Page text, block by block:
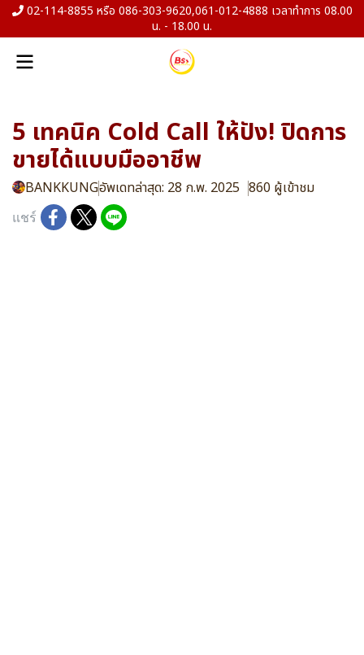
02-114-8855 หรือ 086-303-9620,061-012-4888 เวลาทำการ 08.00
น. - 18.00 น.
5 เทคนิค Cold Call ให้ปัง! ปิดการ
ขายได้แบบมืออาชีพ
BANKKUNGอัพเดทล่าสุด: 28 ก.พ. 2025 860 ผู้เข้าชม
แชร์